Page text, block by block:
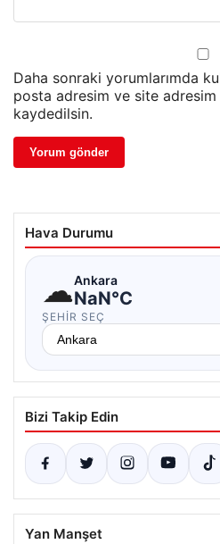
Daha sonraki yorumlarımda
posta adresim ve site adresim
kaydedilsin.
Hava Durumu
☁Ankara
NaN°C
ŞEHIR SEÇ
Bizi Takip Edin
Yan Manşet